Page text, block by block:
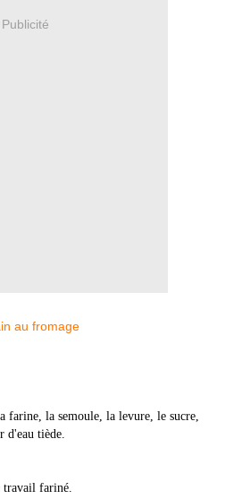
Publicité
farine, la semoule, la levure, le sucre,
d'eau tiède.
travail fariné.